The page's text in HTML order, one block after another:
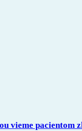
vieme pacientom